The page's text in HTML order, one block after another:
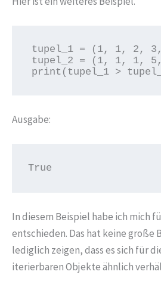
tupel_1 = (1, 1, 2,
tupel_2 = (1, 1, 1,
print(tupel_1 >
Ausgabe:
True
In diesem Beispiel habe ich mich
entschieden. Das hat keine große
lediglich zeigen, dass es sich für
iterierbaren Objekte ähnlich